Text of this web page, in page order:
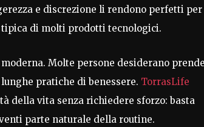
e discrezione li rendono perfetti per
di molti prodotti tecnologici.
Molte persone desiderano
pratiche di benessere. TorrasLife
della vita senza richiedere sforzo: basta
parte naturale della routine.